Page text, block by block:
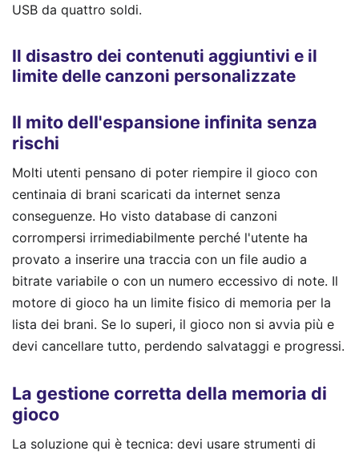
USB da quattro soldi.
Il disastro dei contenuti aggiuntivi e il
limite delle canzoni personalizzate
Il mito dell'espansione infinita senza
rischi
Molti utenti pensano di poter riempire il gioco con
centinaia di brani scaricati da internet senza
conseguenze. Ho visto database di canzoni
corrompersi irrimediabilmente perché l'utente ha
provato a inserire una traccia con un file audio a
bitrate variabile o con un numero eccessivo di note. Il
motore di gioco ha un limite fisico di memoria per la
lista dei brani. Se lo superi, il gioco non si avvia più e
devi cancellare tutto, perdendo salvataggi e progressi.
La gestione corretta della memoria di
gioco
La soluzione qui è tecnica: devi usare strumenti di